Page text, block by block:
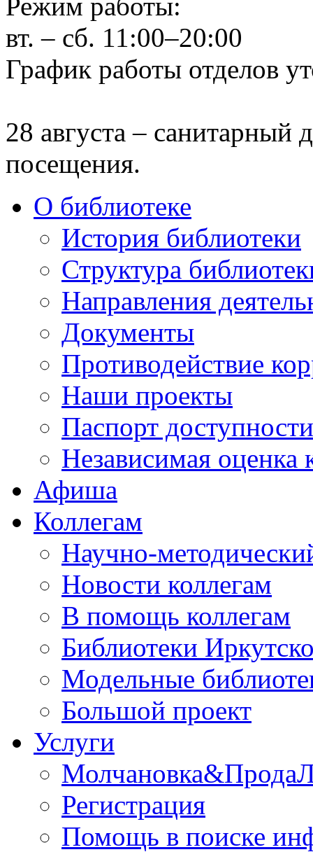
вт. – сб. 11:00–20:00
График работы отделов
28 августа – санитарный
посещения.
О библиотеке
История библиотеки
Структура
Направления
Документы
Противодействие
Наши проекты
Паспорт доступности
Независимая оценка
Афиша
Коллегам
Научно-
Новости коллегам
В помощь коллегам
Библиотеки
Модельные
Большой проект
Услуги
Регистрация
Помощь в поиске